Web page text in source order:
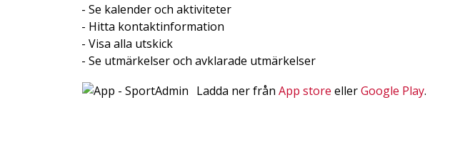
- Se kalender och aktiviteter
- Hitta kontaktinformation
- Visa alla utskick
- Se utmärkelser och avklarade utmärkelser
Ladda ner från App store ellerGoogle Play.